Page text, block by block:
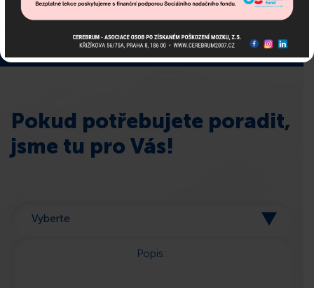
Pokud potřebujete poradit,
jsme tu pro Vás!
Popis: